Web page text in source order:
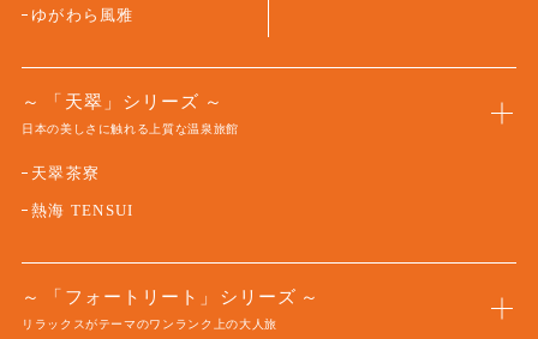
ゆがわら風雅
「天翠」シリーズ
日本の美しさに触れる上質な温泉旅館
天翠茶寮
熱海 TENSUI
「フォートリート」シリーズ
リラックスがテーマのワンランク上の大人旅